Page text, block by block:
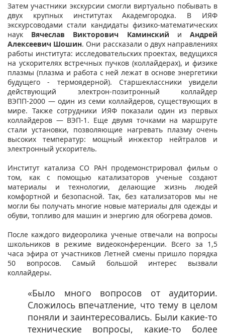
Затем участники экскурсии смогли виртуально побывать в
двух крупных институтах Академгородка. В ИЯФ
экскурсоводами стали кандидаты физико-математических
наук Вячеслав Викторович Каминский иАндрей
Алексеевич Шошин. Они рассказали о двух направлениях
работы института: исследовательских проектах, ведущихся
на ускорителях встречных пучков (коллайдерах), и физике
плазмы (плазма и работа с ней лежат в основе энергетики
будущего - термоядерной). Старшеклассники увидели
действующий электрон-позитронный коллайдер
ВЭПП-2000 — один из семи коллайдеров, существующих в
мире. Также сотрудники ИЯФ показали один из первых
коллайдеров — ВЭП-1. Еще двумя точками на маршруте
стали установки, позволяющие нагревать плазму очень
высоких температур: мощный инжектор нейтралов и
электронный ускоритель.
Институт катализа СО РАН продемонстрировал фильм о
том, как с помощью катализаторов ученые создают
материалы и технологии, делающие жизнь людей
комфортной и безопасной. Так, без катализаторов мы не
могли бы получать многие новые материалы для одежды и
обуви, топливо для машин и энергию для обогрева домов.
После каждого видеоролика ученые отвечали на вопросы
школьников в режиме видеоконференции. Всего за 1,5
часа эфира от участников Летней смены пришло порядка
50 вопросов. Самый большой интерес вызвали
коллайдеры.
«Было много вопросов от аудитории.
Сложилось впечатление, что тему в целом
поняли и заинтересовались. Были какие-то
технические вопросы, какие-то более